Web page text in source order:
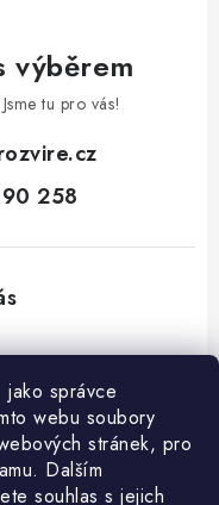
správce
webu soubory
stránek, pro
Dalším
souhlas s jejich
výběrem
tu pro vás!
258